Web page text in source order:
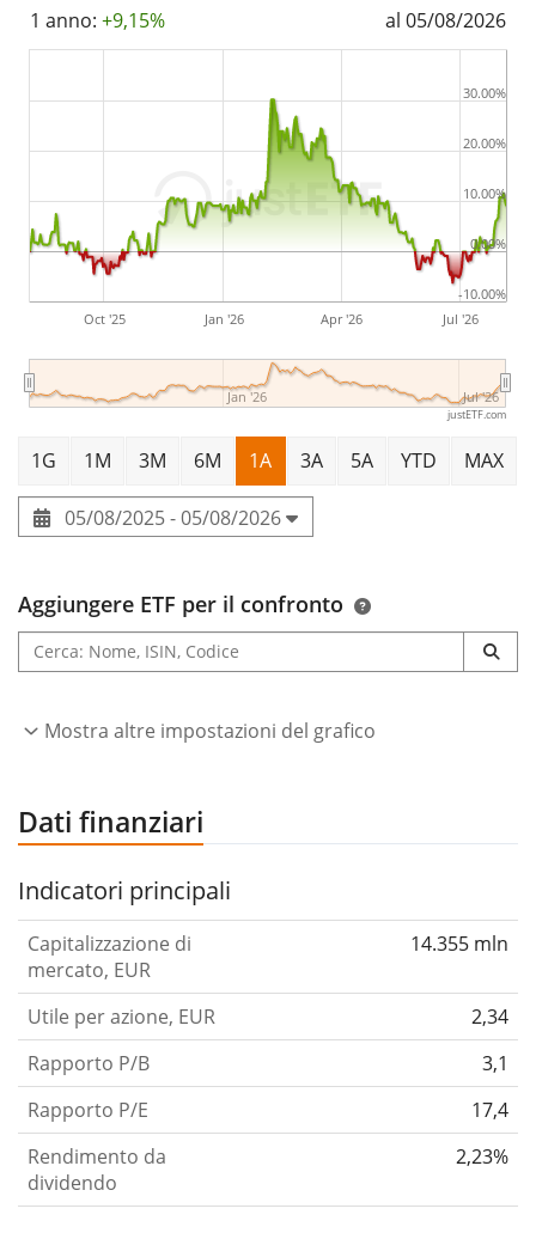
1 anno: +9,15% al 05/08/2026
Oct '25 Jan '26 Apr '26 Jul '26
Jan '26 Jul '26
-10.00%
0.00%
10.00%
20.00%
30.00%
justETF.com
1G 1M 3M 6M 1A 3A 5A YTD MAX
05/08/2025 - 05/08/2026
Aggiungere ETF per il confronto
Mostra altre impostazioni del grafico
Dati finanziari
Indicatori principali
Capitalizzazione di
mercato, EUR
14.355 mln
Utile per azione, EUR
2,34
Rapporto P/B
3,1
Rapporto P/E
17,4
Rendimento da
dividendo
2,23%